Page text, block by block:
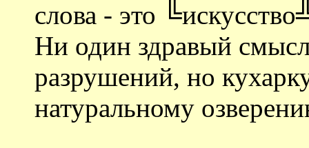
слова - это
Ни один здравый
разрушений, но
натуральному